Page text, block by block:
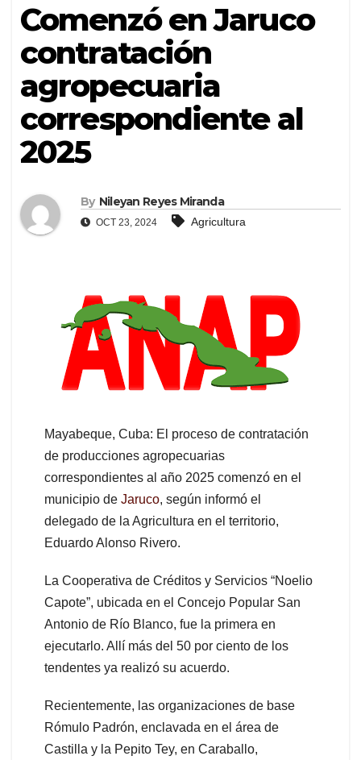
Comenzó en Jaruco
contratación
agropecuaria
correspondiente al
2025
By Nileyan Reyes Miranda
OCT 23, 2024 Agricultura
Mayabeque, Cuba: El proceso de contratación
de producciones agropecuarias
correspondientes al año 2025 comenzó en el
municipio de Jaruco, según informó el
delegado de la Agricultura en el territorio,
Eduardo Alonso Rivero.
La Cooperativa de Créditos y Servicios “Noelio
Capote”, ubicada en el Concejo Popular San
Antonio de Río Blanco, fue la primera en
ejecutarlo. Allí más del 50 por ciento de los
tendentes ya realizó su acuerdo.
Recientemente, las organizaciones de base
Rómulo Padrón, enclavada en el área de
Castilla y la Pepito Tey, en Caraballo,